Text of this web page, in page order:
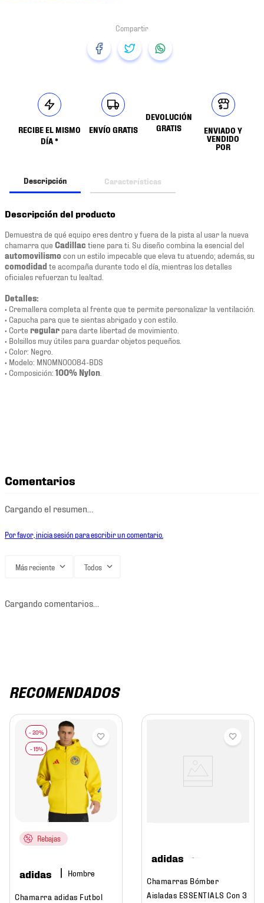
RECIBE EL MISMO
DÍA *
ENVÍO GRATIS
DEVOLUCIÓN
GRATIS
ENVIADO Y
VENDIDO
POR
Descripción Características
Descripción del producto
Demuestra de qué equipo eres dentro y fuera de la pista al usar la nueva
chamarra que Cadillac tiene para ti. Su diseño combina la esencial del
automovilismo con un estilo impecable que eleva tu atuendo; además, su
comodidad te acompaña durante todo el día, mientras los detalles
oficiales refuerzan tu lealtad.
Detalles:
• Cremallera completa al frente que te permite personalizar la ventilación.
• Capucha para que te sientas abrigado y con estilo.
• Corte regular para darte libertad de movimiento.
• Bolsillos muy útiles para guardar objetos pequeños.
• Color: Negro.
• Modelo: MN0MN00084-BDS
• Composición: 100% Nylon
Comentarios
Cargando el resumen…
Por favor, inicia sesión para escribir un comentario.
Más reciente Todos
Cargando comentarios…
RECOMENDADOS
Rebajas
adidas Hombre
Chamarra adidas Futbol
adidas
Chamarras Bómber
Aisladas ESSENTIALS Con 3